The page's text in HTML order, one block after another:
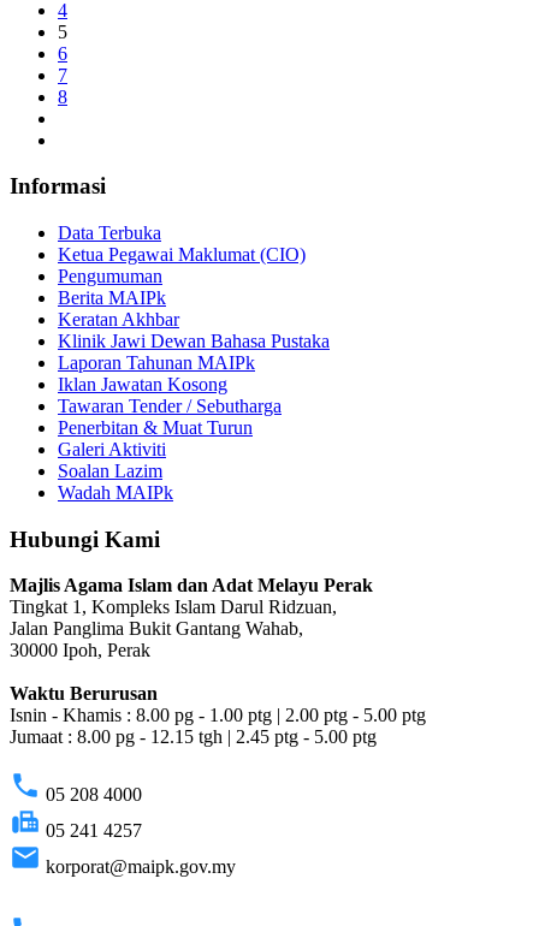
4
5
6
7
8
Informasi
Data Terbuka
Ketua Pegawai Maklumat (CIO)
Pengumuman
Berita MAIPk
Keratan Akhbar
Klinik Jawi Dewan Bahasa Pustaka
Laporan Tahunan MAIPk
Iklan Jawatan Kosong
Tawaran Tender / Sebutharga
Penerbitan & Muat Turun
Galeri Aktiviti
Soalan Lazim
Wadah MAIPk
Hubungi Kami
Majlis Agama Islam dan Adat Melayu Perak
Tingkat 1, Kompleks Islam Darul Ridzuan,
Jalan Panglima Bukit Gantang Wahab,
30000 Ipoh, Perak
Waktu Berurusan
Isnin - Khamis : 8.00 pg - 1.00 ptg | 2.00 ptg - 5.00 ptg
Jumaat : 8.00 pg - 12.15 tgh | 2.45 ptg - 5.00 ptg
phone 05 208 4000
fax 05 241 4257
email korporat@maipk.gov.my